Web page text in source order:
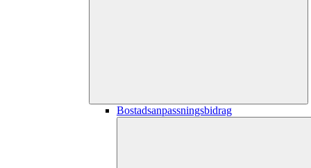
Bostadsanpassningsbidrag